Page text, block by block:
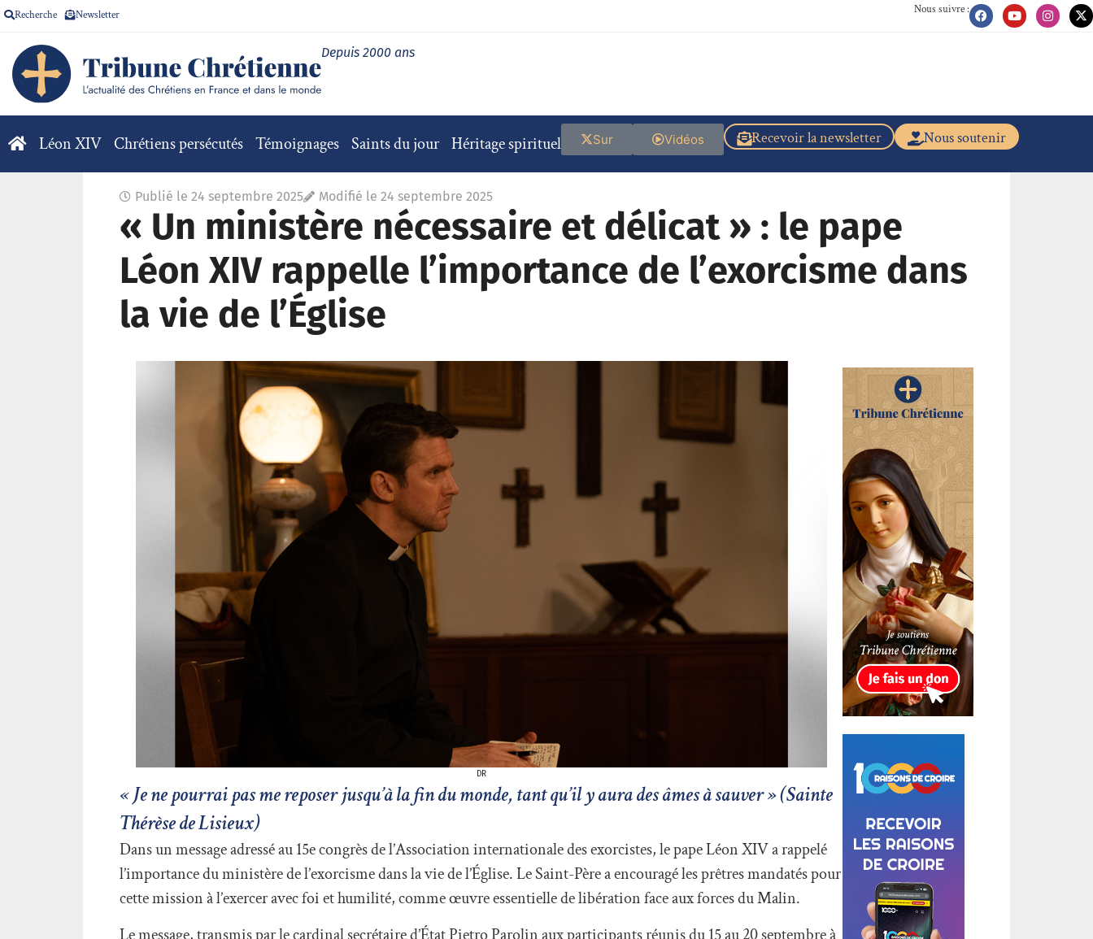
Recherche Newsletter Nous suivre :
Depuis 2000 ans
Léon XIV Chrétiens persécutés Témoignages Saints du jour Héritage spirituel Nous soutenir
Recevoir la newsletter
Vidéos
Sur
Publié le 24 septembre 2025 Modifié le 24 septembre 2025
« Un ministère nécessaire et délicat » : le pape
Léon XIV rappelle l’importance de l’exorcisme dans
la vie de l’Église
DR
« Je ne pourrai pas me reposer jusqu’à la fin du monde, tant qu’il y aura des âmes à sauver » (Sainte
Thérèse de Lisieux)
Dans un message adressé au 15e congrès de l’Association internationale des exorcistes, le pape Léon XIV a rappelé
l’importance du ministère de l’exorcisme dans la vie de l’Église. Le Saint-Père a encouragé les prêtres mandatés pour
cette mission à l’exercer avec foi et humilité, comme œuvre essentielle de libération face aux forces du Malin.
Le message, transmis par le cardinal secrétaire d’État Pietro Parolin aux participants réunis du 15 au 20 septembre à